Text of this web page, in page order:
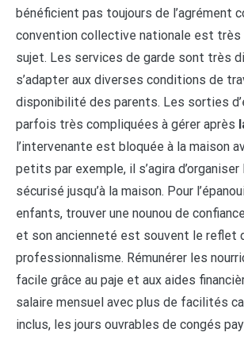
bénéficient pas toujours de l’agrément
convention collective nationale est très
sujet. Les services de garde sont très
s’adapter aux diverses conditions de
disponibilité des parents. Les sorties
parfois très compliquées à gérer après
l’intervenante est bloquée à la maison
petits par exemple, il s’agira
sécurisé jusqu’à la maison. Pour
enfants, trouver une nounou de
et son ancienneté est souvent le reflet
professionnalisme. Rémunérer les
facile grâce au paje et aux aides
salaire mensuel avec plus de facilités
inclus, les jours ouvrables de congés